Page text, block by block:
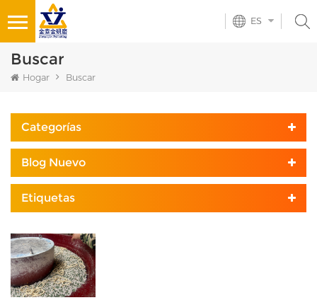
ES
Buscar
Hogar Buscar
Categorías
Blog Nuevo
Etiquetas